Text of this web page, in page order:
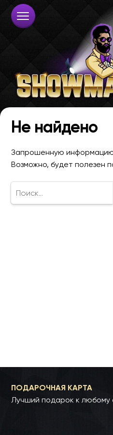
Не найдено
Запрошенную
Возможно, будет полезен
ПОДАРОЧНАЯ КАРТА
Лучший подарок к любому